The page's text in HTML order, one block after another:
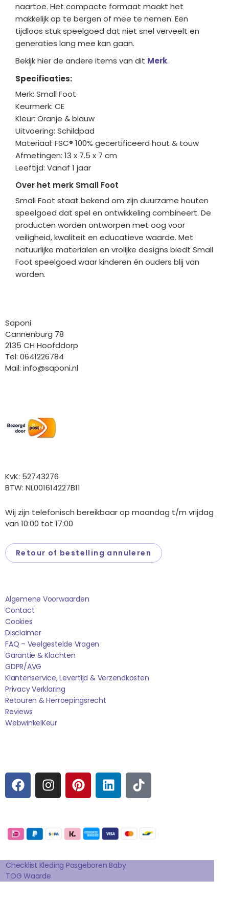
naartoe. Het compacte formaat maakt het
makkelijk op te bergen of mee te nemen. Een
tijdloos stuk speelgoed dat niet snel verveelt en
generaties lang mee kan gaan.
Bekijk hier de andere items van dit Merk.
Specificaties:
Merk: Small Foot
Keurmerk: CE
Kleur: Oranje & blauw
Uitvoering: Schildpad
Materiaal: FSC® 100% gecertificeerd hout & touw
Afmetingen: 13 x 7.5 x 7 cm
Leeftijd: Vanaf 1 jaar
Over het merk Small Foot
Small Foot staat bekend om zijn duurzame houten
speelgoed dat spel en ontwikkeling combineert. De
producten worden ontworpen met oog voor
veiligheid, kwaliteit en educatieve waarde. Met
natuurlijke materialen en vrolijke designs biedt Small
Foot speelgoed waar kinderen én ouders blij van
worden.
Saponi
Cannenburg 78
2135 CH Hoofddorp
Tel: 0641226784
Mail: info@saponi.nl
KvK: 52743276
BTW: NL001614227B11
Wij zijn telefonisch bereikbaar op maandag t/m vrijdag
van 10:00 tot 17:00
Retour of bestelling annuleren
Algemene Voorwaarden
Contact
Cookies
Disclaimer
FAQ – Veelgestelde Vragen
Garantie & Klachten
GDPR/AVG
Klantenservice, Levertijd & Verzendkosten
Privacy Verklaring
Retouren & Herroepingsrecht
Reviews
WebwinkelKEur
F
A
C
B
O
K
I
N
S
A
A
M
P
I
N
E
R
S
T
L
I
N
E
D
N
T
I
K
O
K
Checklist Kleding Pasgeboren Baby
TOG Waarde